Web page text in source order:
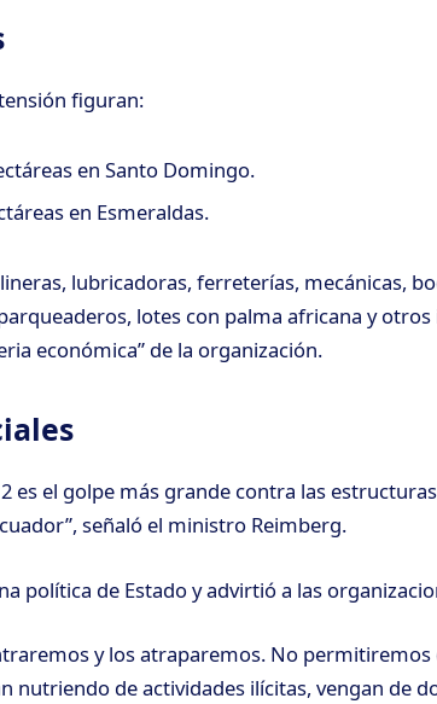
figuran:
en Santo Domingo.
en Esmeraldas.
lubricadoras, ferreterías, mecánicas,
lotes con palma africana y otros
económica” de la organización.
es el golpe más grande contra las
señaló el ministro Reimberg.
política de Estado y advirtió a las
y los atraparemos. No permitiremos
nutriendo de actividades ilícitas, vengan de